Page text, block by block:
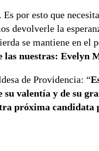
. Es por esto que
devolverle la
se mantiene en
las nuestras: Evelyn
de Providencia: “
valentía y de su
próxima